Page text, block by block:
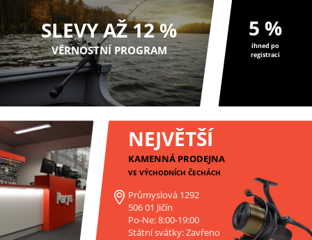
SLEVY AŽ 12 %
VĚRNOSTNÍ PROGRAM
5 %
ihned po
registraci
NEJVĚTŠÍ
KAMENNÁ PRODEJNA
VE VÝCHODNÍCH ČECHÁCH
Průmyslová 1292
506 01 Jičín
Po-Ne: 8:00-19:00
Státní svátky: Zavřeno